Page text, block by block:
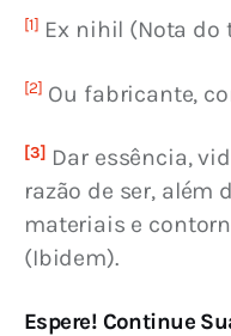
[1] Ex nihil (Nota do
[2] Ou fabricante,
[3] Dar essência,
razão de ser, além
materiais e
(Ibidem).
Espere! Continue